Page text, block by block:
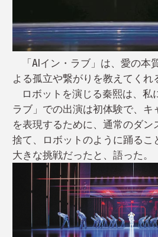
「AIイン・ラブ」は、愛の本
よる孤立や繋がりを教えてくれ
ロボットを演じる秦熙は、私
ラブ」での出演は初体験で、キ
を表現するために、通常のダン
捨て、ロボットのように踊るこ
大きな挑戦だったと、語った。